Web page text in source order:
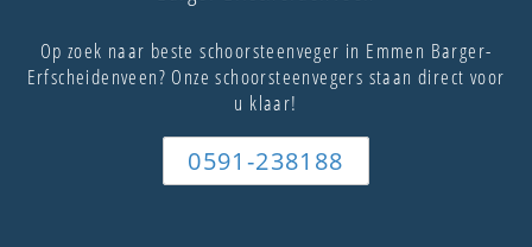
Op zoek naar beste schoorsteenveger in Emmen Barger-
Erfscheidenveen? Onze schoorsteenvegers staan direct voor
u klaar!
0591-238188